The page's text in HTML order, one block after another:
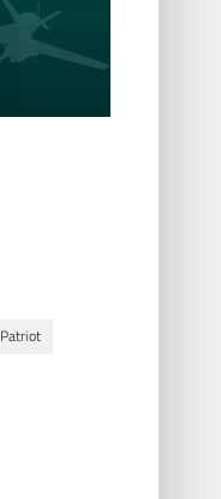
Patriot